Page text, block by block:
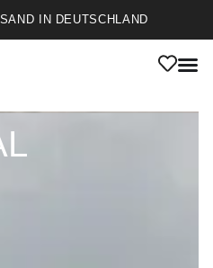
IN DEUTSCHLAND